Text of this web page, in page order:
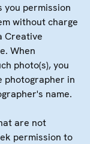
you permission
without charge
Creative
When
photo(s), you
photographer in
name.
are not
permission to